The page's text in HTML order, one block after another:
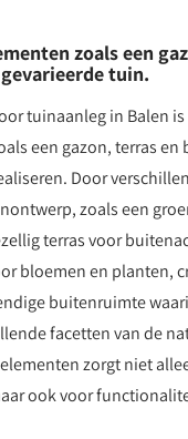
zoals een
tuin.
tuinaanleg in Balen
een gazon, terras en
Door
zoals een
terras voor
bloemen en planten,
buitenruimte
facetten van de
zorgt niet
ook voor